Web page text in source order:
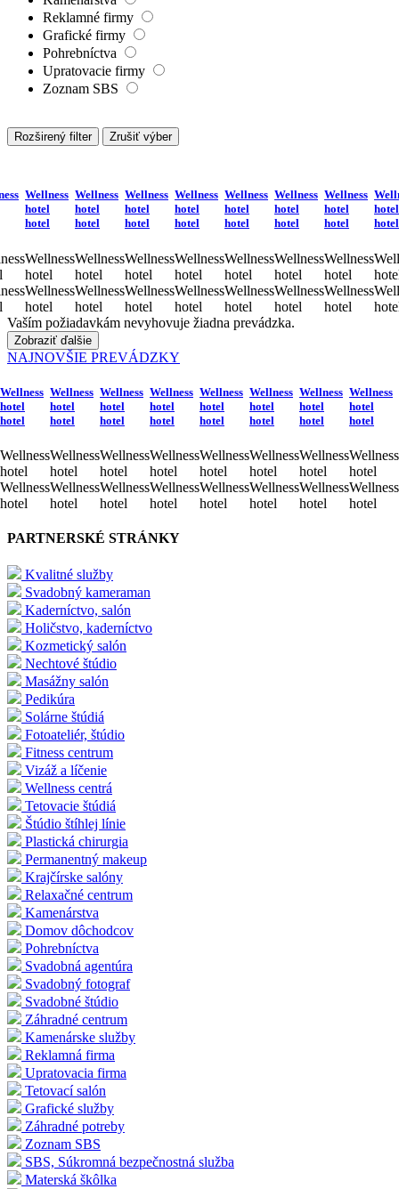
Reklamné firmy
Grafické firmy
Pohrebníctva
Upratovacie firmy
Zoznam SBS
Rozširený filter Zrušiť výber
Wellness
hotel
hotel
Wellness
hotel
Wellness
hotel
Wellness
hotel
hotel
Wellness
hotel
Wellness
hotel
Wellness
hotel
hotel
Wellness
hotel
Wellness
hotel
Wellness
hotel
hotel
Wellness
hotel
Wellness
hotel
Wellness
hotel
hotel
Wellness
hotel
Wellness
hotel
Wellness
hotel
hotel
Wellness
hotel
Wellness
hotel
Wellness
hotel
hotel
Wellness
hotel
Wellness
hotel
hotel
hotel
Vaším požiadavkám nevyhovuje žiadna prevádzka.
Zobraziť ďalšie
NAJNOVŠIE PREVÁDZKY
Wellness
hotel
hotel
Wellness
hotel
Wellness
hotel
Wellness
hotel
hotel
Wellness
hotel
Wellness
hotel
Wellness
hotel
hotel
Wellness
hotel
Wellness
hotel
Wellness
hotel
hotel
Wellness
hotel
Wellness
hotel
Wellness
hotel
hotel
Wellness
hotel
Wellness
hotel
Wellness
hotel
hotel
Wellness
hotel
Wellness
hotel
Wellness
hotel
hotel
Wellness
hotel
Wellness
hotel
Wellness
hotel
hotel
Wellness
hotel
Wellness
hotel
PARTNERSKÉ STRÁNKY
Kvalitné služby
Svadobný kameraman
Kaderníctvo, salón
Holičstvo, kaderníctvo
Kozmetický salón
Nechtové štúdio
Masážny salón
Pedikúra
Solárne štúdiá
Fotoateliér, štúdio
Fitness centrum
Vizáž a líčenie
Wellness centrá
Tetovacie štúdiá
Štúdio štíhlej línie
Plastická chirurgia
Permanentný makeup
Krajčírske salóny
Relaxačné centrum
Kamenárstva
Domov dôchodcov
Pohrebníctva
Svadobná agentúra
Svadobný fotograf
Svadobné štúdio
Záhradné centrum
Kamenárske služby
Reklamná firma
Upratovacia firma
Tetovací salón
Grafické služby
Záhradné potreby
Zoznam SBS
SBS, Súkromná bezpečnostná služba
Materská škôlka